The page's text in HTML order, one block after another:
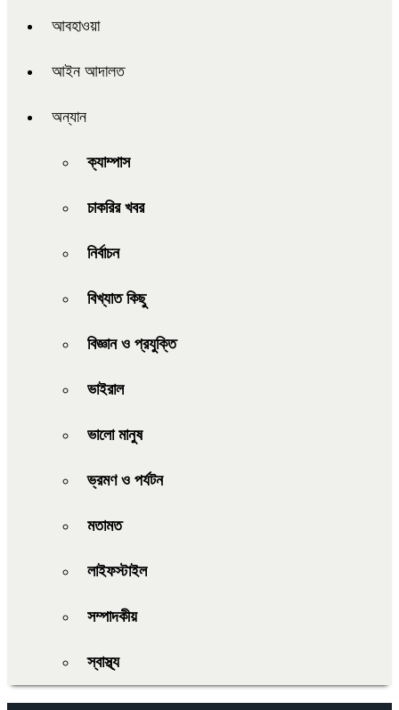
আবহাওয়া
আইন আদালত
অন্যান
ক্যাম্পাস
চাকরির খবর
নির্বাচন
বিখ্যাত কিছু
বিজ্ঞান ও প্রযুক্তি
ভাইরাল
ভালো মানুষ
ভ্রমণ ও পর্যটন
মতামত
লাইফস্টাইল
সম্পাদকীয়
স্বাস্থ্য